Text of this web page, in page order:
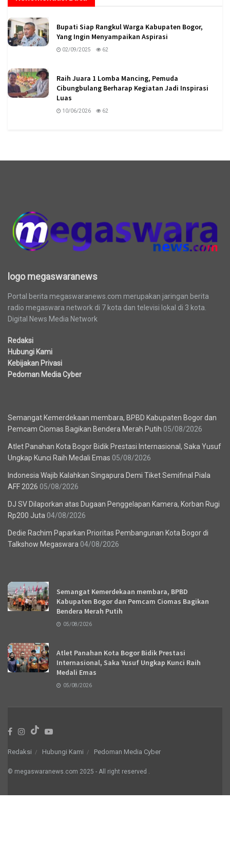
Bupati Siap Rangkul Warga Kabupaten Bogor,
Yang Ingin Menyampaikan Aspirasi
02/09/2025 62
Raih Juara 1 Lomba Mancing, Pemuda
Cibungbulang Berharap Kegiatan Jadi Inspirasi
Luas
10/06/2026 62
logo megaswaranews
Portal berita megaswaranews.com merupakan jaringan berita
radio megaswara network di 7 kota dan televisi lokal di 3 kota.
Digital News Media Network
Redaksi
Hubungi Kami
Kebijakan Privasi
Pedoman Media Cyber
Semangat Kemerdekaan membara, BPBD Kabupaten Bogor dan
Pemcam Ciomas Bagikan Bendera Merah Putih 05/08/2026
Atlet Panahan Kota Bogor Bidik Prestasi Internasional, Saka Yusuf
Ungkap Kunci Raih Medali Emas 05/08/2026
Indonesia Wajib Kalahkan Singapura Demi Tiket Semifinal Piala
AFF 2026 05/08/2026
DJ SV Dilaporkan atas Dugaan Penggelapan Kamera, Korban Rugi
Rp200 Juta 04/08/2026
Dedie Rachim Paparkan Prioritas Pembangunan Kota Bogor di
Talkshow Megaswara 04/08/2026
Semangat Kemerdekaan membara, BPBD
Kabupaten Bogor dan Pemcam Ciomas Bagikan
Bendera Merah Putih
05/08/2026
Atlet Panahan Kota Bogor Bidik Prestasi
Internasional, Saka Yusuf Ungkap Kunci Raih
Medali Emas
05/08/2026
Redaksi Hubungi Kami Pedoman Media Cyber
© megaswaranews.com 2025 - All right reserved